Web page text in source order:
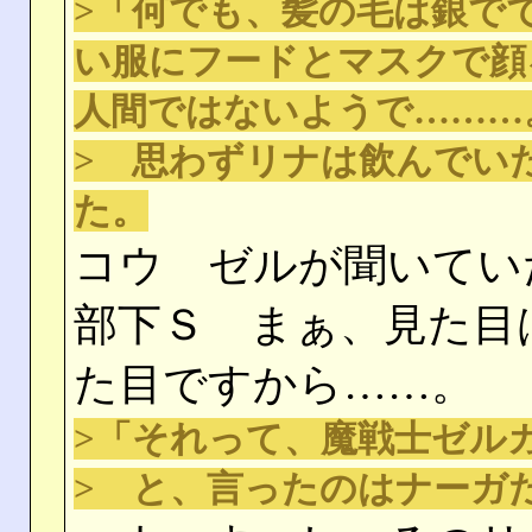
>「何でも、髪の毛は銀で
い服にフードとマスクで
人間ではないようで………
> 思わずリナは飲んでい
た。
コウ ゼルが聞いてい
部下Ｓ まぁ、見た目
た目ですから……。
>「それって、魔戦士ゼル
> と、言ったのはナーガ